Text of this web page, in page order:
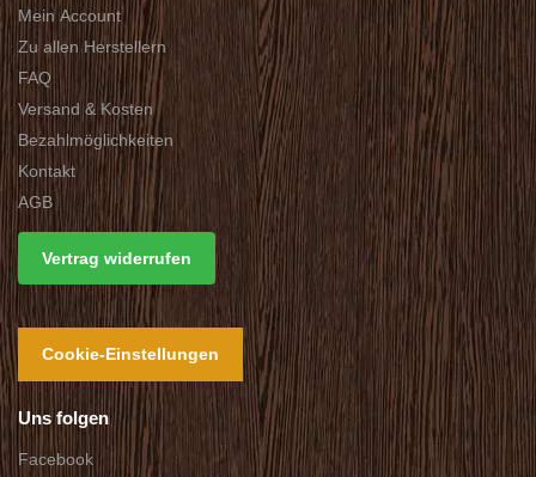
Mein Account
Zu allen Herstellern
FAQ
Versand & Kosten
Bezahlmöglichkeiten
Kontakt
AGB
Vertrag widerrufen
Cookie-Einstellungen
Uns folgen
Facebook